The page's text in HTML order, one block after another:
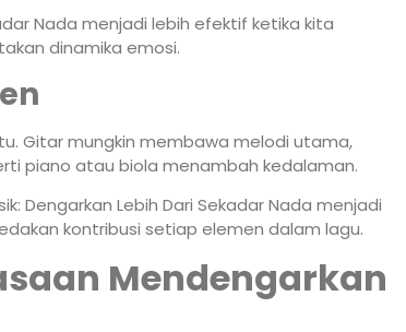
Nada menjadi lebih efektif ketika kita
dinamika emosi.
Gitar mungkin membawa melodi utama,
piano atau biola menambah kedalaman.
Dengarkan Lebih Dari Sekadar Nada menjadi
kontribusi setiap elemen dalam lagu.
Mendengarkan